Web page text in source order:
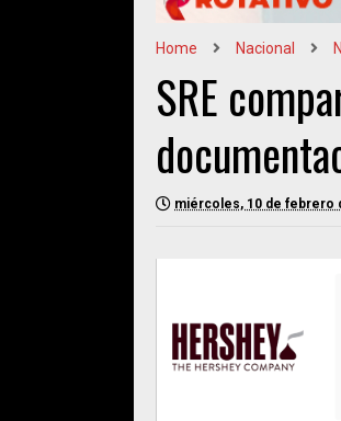
Home Nacional
SRE
miércoles, 10 de febrero